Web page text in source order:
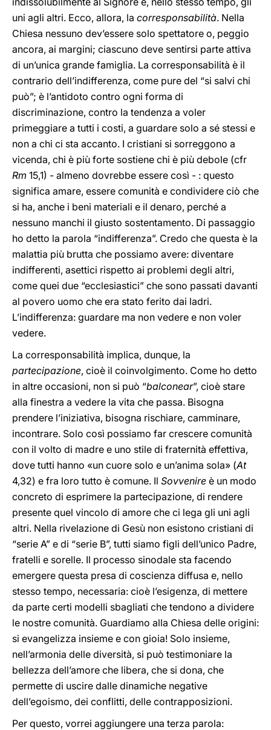
uni agli altri. Ecco, allora, la corresponsabilità. Nella
Chiesa nessuno dev’essere solo spettatore o, peggio
ancora, ai margini; ciascuno deve sentirsi parte attiva
di un’unica grande famiglia. La corresponsabilità è il
contrario dell’indifferenza, come pure del “si salvi chi
può”; è l’antidoto contro ogni forma di
discriminazione, contro la tendenza a voler
primeggiare a tutti i costi, a guardare solo a sé stessi e
non a chi ci sta accanto. I cristiani si sorreggono a
vicenda, chi è più forte sostiene chi è più debole (cfr
Rm 15,1) - almeno dovrebbe essere così - : questo
significa amare, essere comunità e condividere ciò che
si ha, anche i beni materiali e il denaro, perché a
nessuno manchi il giusto sostentamento. Di passaggio
ho detto la parola “indifferenza”. Credo che questa è la
malattia più brutta che possiamo avere: diventare
indifferenti, asettici rispetto ai problemi degli altri,
come quei due “ecclesiastici” che sono passati davanti
al povero uomo che era stato ferito dai ladri.
L’indifferenza: guardare ma non vedere e non voler
vedere.
La corresponsabilità implica, dunque, la
partecipazione, cioè il coinvolgimento. Come ho detto
in altre occasioni, non si può “balconear”, cioè stare
alla finestra a vedere la vita che passa. Bisogna
prendere l’iniziativa, bisogna rischiare, camminare,
incontrare. Solo così possiamo far crescere comunità
con il volto di madre e uno stile di fraternità effettiva,
dove tutti hanno «un cuore solo e un’anima sola» (At
4,32) e fra loro tutto è comune. Il Sovvenire è un modo
concreto di esprimere la partecipazione, di rendere
presente quel vincolo di amore che ci lega gli uni agli
altri. Nella rivelazione di Gesù non esistono cristiani di
“serie A” e di “serie B”, tutti siamo figli dell’unico Padre,
fratelli e sorelle. Il processo sinodale sta facendo
emergere questa presa di coscienza diffusa e, nello
stesso tempo, necessaria: cioè l’esigenza, di mettere
da parte certi modelli sbagliati che tendono a dividere
le nostre comunità. Guardiamo alla Chiesa delle origini:
si evangelizza insieme e con gioia! Solo insieme,
nell’armonia delle diversità, si può testimoniare la
bellezza dell’amore che libera, che si dona, che
permette di uscire dalle dinamiche negative
dell’egoismo, dei conflitti, delle contrapposizioni.
Per questo, vorrei aggiungere una terza parola: